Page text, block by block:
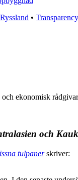
Ryssland •
ekonomisk
och
tulpaner skriver: